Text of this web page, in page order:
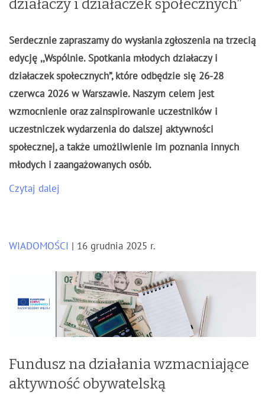
działaczy i działaczek społecznych”
Serdecznie zapraszamy do wysłania zgłoszenia na trzecią
edycję ,,Wspólnie. Spotkania młodych działaczy i
działaczek społecznych”, które odbędzie się 26-28
czerwca 2026 w Warszawie. Naszym celem jest
wzmocnienie oraz zainspirowanie uczestników i
uczestniczek wydarzenia do dalszej aktywności
społecznej, a także umożliwienie im poznania innych
młodych i zaangażowanych osób.
Czytaj dalej
WIADOMOŚCI | 16 grudnia 2025 r.
Fundusz na działania wzmacniające
aktywność obywatelską